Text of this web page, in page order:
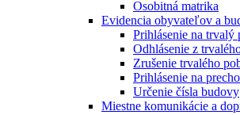
Osobitná matrika
Evidencia obyvateľov a
Prihlásenie na trvalý
Odhlásenie z
Zrušenie trvalého
Prihlásenie na
Určenie čísla budovy
Miestne komunikácie a